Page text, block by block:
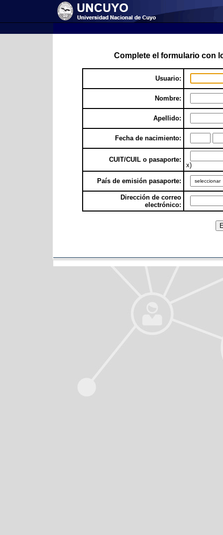
Complete el formulario con
Usuario:
Nombre:
Apellido:
Fecha de nacimiento:
CUIT/CUIL o pasaporte:
x)
País de emisión pasaporte:
Dirección de correo
electrónico: